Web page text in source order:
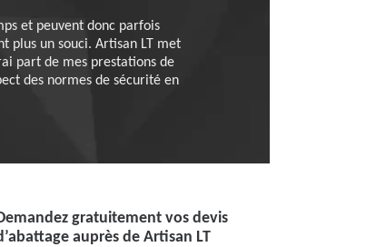
et peuvent donc parfois
plus un souci. Artisan LT met
part de mes prestations de
des normes de sécurité en
gratuitement vos devis
auprès de Artisan LT